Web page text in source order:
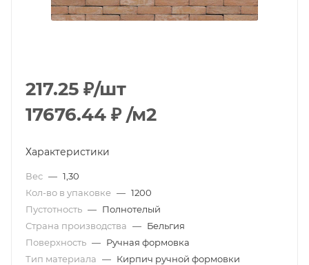
217.25 ₽/шт
17676.44 ₽ /м2
Характеристики
Вес — 1,30
Кол-во в упаковке — 1200
Пустотность — Полнотелый
Страна производства — Бельгия
Поверхность — Ручная формовка
Тип материала — Кирпич ручной формовки